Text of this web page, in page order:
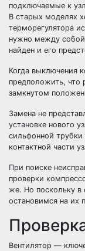
подключаемые к
В старых моделях
терморегулятора
нужно между
найден и его
Когда выключения
предположить, что
замкнутом
Замена не
установке нового
сильфонной трубки
контактной части
При поиске
проверки
же. Но поскольку в
остановимся на их
Вентилятор —